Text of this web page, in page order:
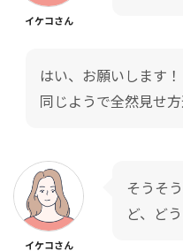
イケコさん
はい、お願いします！
同じようで全然見せ方
イケコさん
そうそ
ど、ど